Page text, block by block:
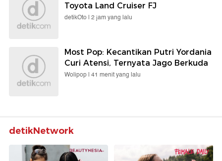
Toyota Land Cruiser FJ
detikOto | 2 jam yang lalu
Most Pop: Kecantikan Putri Yordania
Curi Atensi, Ternyata Jago Berkuda
Wolipop | 41 menit yang lalu
detikNetwork